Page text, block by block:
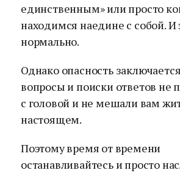
единственным» или просто
находимся наедине с собой. И
нормально.
Однако опасность
вопросы и поиски ответов не
с головой и не мешали вам
настоящем.
Поэтому время от времени
останавливайтесь и просто